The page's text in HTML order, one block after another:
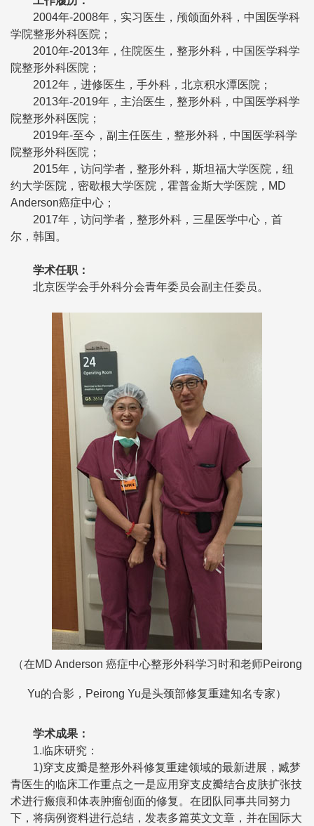
2004年-2008年，实习医生，颅颌面外科，中国医学科
学院整形外科医院；
2010年-2013年，住院医生，整形外科，中国医学科学
院整形外科医院；
2012年，进修医生，手外科，北京积水潭医院；
2013年-2019年，主治医生，整形外科，中国医学科学
院整形外科医院；
2019年-至今，副主任医生，整形外科，中国医学科学
院整形外科医院；
2015年，访问学者，整形外科，斯坦福大学医院，纽
约大学医院，密歇根大学医院，霍普金斯大学医院，MD
Anderson癌症中心；
2017年，访问学者，整形外科，三星医学中心，首
尔，韩国。
学术任职 ：
北京医学会手外科分会青年委员会副主任委员。
（在MD Anderson 癌症中心整形外科学习时和老师Peirong
Yu的合影，Peirong Yu是头颈部修复重建知名专家）
学术成果 ：
1.临床研究：
1)穿支皮瓣是整形外科修复重建领域的最新进展，臧梦
青医生的临床工作重点之一是应用穿支皮瓣结合皮肤扩张技
术进行瘢痕和体表肿瘤创面的修复。在团队同事共同努力
下，将病例资料进行总结，发表多篇英文文章，并在国际大